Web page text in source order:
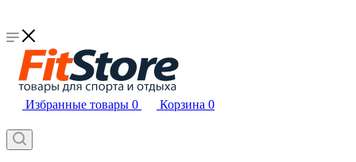
Избранные товары 0 Корзина 0